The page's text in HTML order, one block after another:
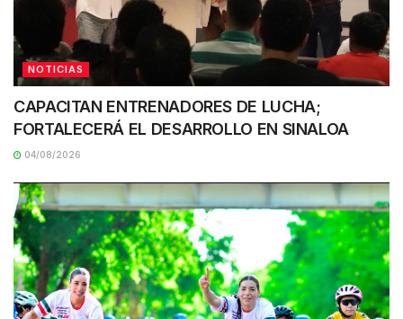
NOTICIAS
CAPACITAN ENTRENADORES DE LUCHA;
FORTALECERÁ EL DESARROLLO EN SINALOA
04/08/2026